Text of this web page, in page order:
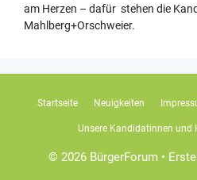
am Herzen – dafür stehen die
Mahlberg+Orschweier.
Startseite Neuigkeiten
Unsere Kandidatinnen und
© 2026 BürgerForum •